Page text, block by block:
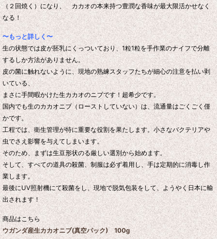
（２回焼く）になり、 カカオの本来持つ豊潤な香味が最大限活かせなく
なる！
〜もっと詳しく〜
生の状態では皮が胚乳にくっついており、1粒1粒を手作業のナイフで分離
するしか方法がありません。
皮の菌に触れないように、現地の熟練スタッフたちが細心の注意を払い剥
いている、
まさに手間暇かけた生カカオのニブです！超希少です。
国内でも生のカカオニブ（ローストしていない）は、流通量はごくごく僅
かです。
工程では、衛生管理が特に重要な役割を果たします。小さなバクテリアや
虫でさえ影響を与えてしまいます。
そのため、まずは生豆形状のる厳しい選別から始めます。
そして、すべての道具の殺菌、制服は必ず着用し、手は定期的に消毒し作
業します。
最後にUV照射機にて殺菌をし、現地で脱気包装をして、ようやく日本に輸
出されます！
商品はこちら
ウガンダ産生カカオニブ(真空パック) 100g